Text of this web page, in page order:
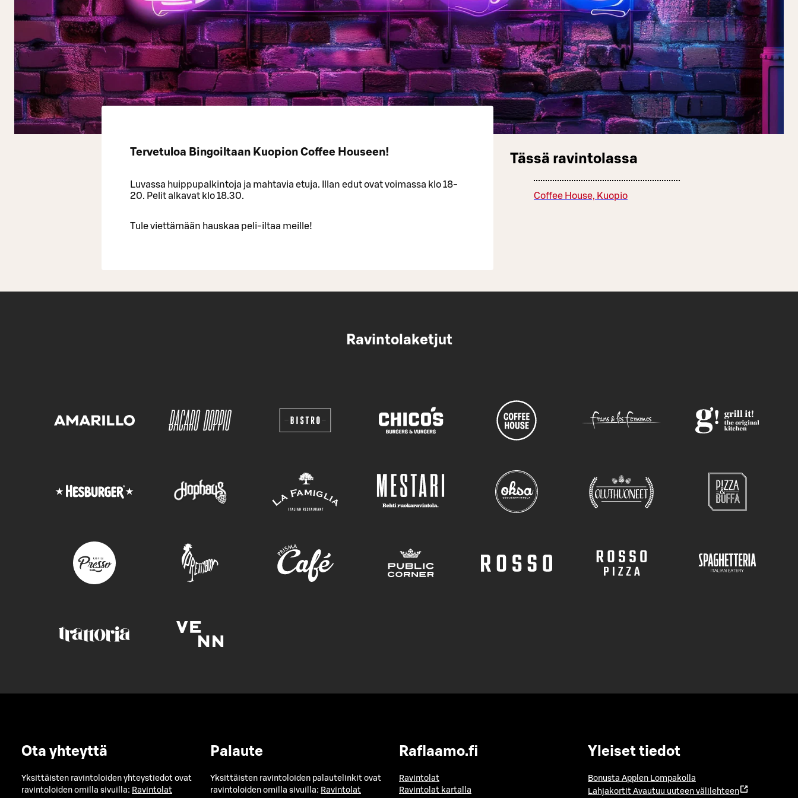
Tervetuloa Bingoiltaan Kuopion Coffee Houseen!
Luvassa huippupalkintoja ja mahtavia etuja. Illan edut ovat voimassa klo 18-
20. Pelit alkavat klo 18.30.
Tule viettämään hauskaa peli-iltaa meille!
Tässä ravintolassa
Coffee House, Kuopio
Ravintolaketjut
Ota yhteyttä
Yksittäisten ravintoloiden yhteystiedot ovat
ravintoloiden omilla sivuilla: Ravintolat
Palaute
Yksittäisten ravintoloiden palautelinkit ovat
ravintoloiden omilla sivuilla: Ravintolat
Raflaamo.fi
Ravintolat
Ravintolat kartalla
Yleiset tiedot
Bonusta Applen Lompakolla
Lahjakortit Avautuu uuteen välilehteen